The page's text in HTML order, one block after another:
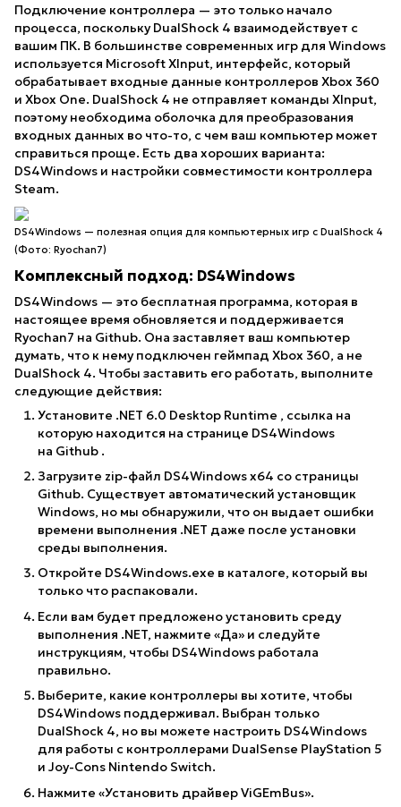
Подключение контроллера — это только начало
процесса, поскольку DualShock 4 взаимодействует с
вашим ПК. В большинстве современных игр для Windows
используется Microsoft XInput, интерфейс, который
обрабатывает входные данные контроллеров Xbox 360
и Xbox One. DualShock 4 не отправляет команды XInput,
поэтому необходима оболочка для преобразования
входных данных во что-то, с чем ваш компьютер может
справиться проще. Есть два хороших варианта:
DS4Windows и настройки совместимости контроллера
Steam.
DS4Windows — полезная опция для компьютерных игр с DualShock 4
(Фото: Ryochan7)
Комплексный подход: DS4Windows
DS4Windows — это бесплатная программа, которая в
настоящее время обновляется и поддерживается
Ryochan7 на Github. Она заставляет ваш компьютер
думать, что к нему подключен геймпад Xbox 360, а не
DualShock 4. Чтобы заставить его работать, выполните
следующие действия:
Установите .NET 6.0 Desktop Runtime , ссылка на
которую находится на странице DS4Windows
на Github .
Загрузите zip-файл DS4Windows x64 со страницы
Github. Существует автоматический установщик
Windows, но мы обнаружили, что он выдает ошибки
времени выполнения .NET даже после установки
среды выполнения.
Откройте DS4Windows.exe в каталоге, который вы
только что распаковали.
Если вам будет предложено установить среду
выполнения .NET, нажмите «Да» и следуйте
инструкциям, чтобы DS4Windows работала
правильно.
Выберите, какие контроллеры вы хотите, чтобы
DS4Windows поддерживал. Выбран только
DualShock 4, но вы можете настроить DS4Windows
для работы с контроллерами DualSense PlayStation 5
и Joy-Cons Nintendo Switch.
Нажмите «Установить драйвер ViGEmBus».